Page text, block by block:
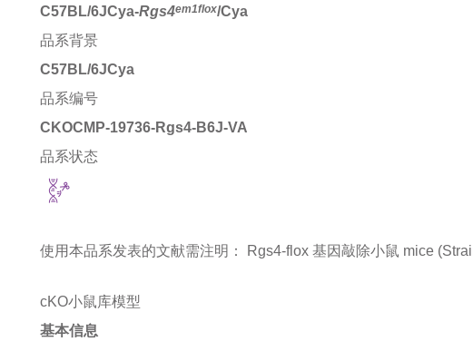
C57BL/6JCya-Rgs4em1flox/Cya
品系背景
C57BL/6JCya
品系编号
CKOCMP-19736-Rgs4-B6J-VA
品系状态
使用本品系发表的文献需注明： Rgs4-flox 基因敲除小鼠 mice
cKO小鼠库模型
基本信息